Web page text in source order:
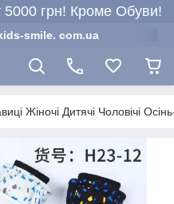
грн! Кроме Обуви!
smile. com.ua
Жіночі Дитячі Чоловічі